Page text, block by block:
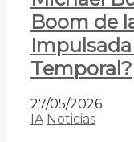
Boom de
Temporal?
27/05/2026
IA Noticias